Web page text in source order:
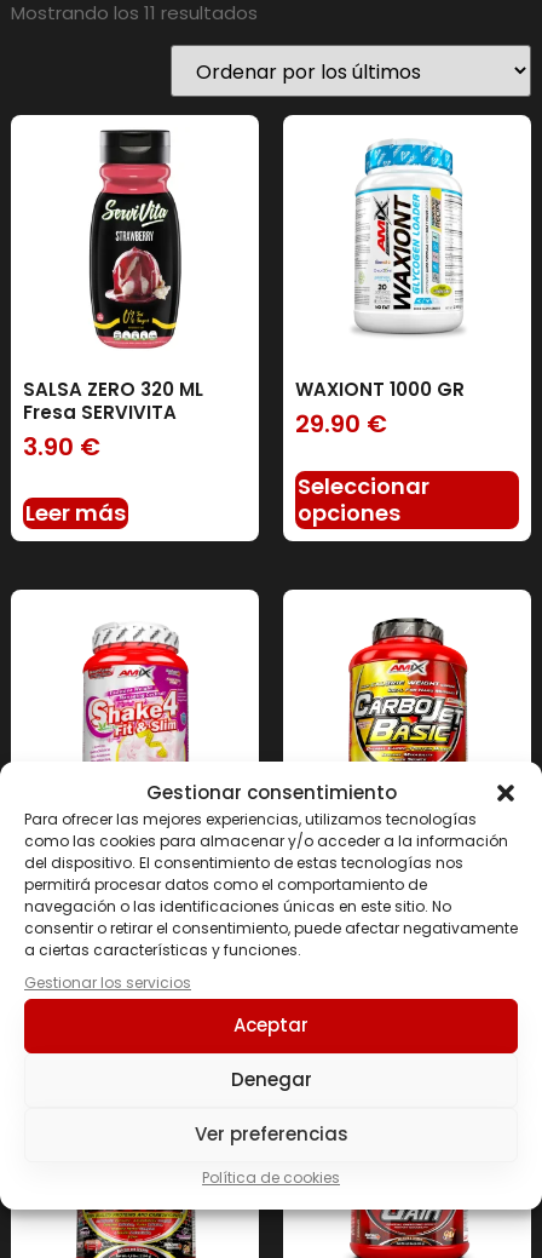
Gestionar consentimiento
Para ofrecer las mejores experiencias, utilizamos tecnologías
como las cookies para almacenar y/o acceder a la información
del dispositivo. El consentimiento de estas tecnologías nos
permitirá procesar datos como el comportamiento de
navegación o las identificaciones únicas en este sitio. No
consentir o retirar el consentimiento, puede afectar negativamente
a ciertas características y funciones.
Gestionar los servicios
Aceptar
Denegar
Ver preferencias
Política de cookies
Mostrando los 11 resultados
SALSA ZERO 320 ML
Fresa SERVIVITA
3.90 €
Leer más
WAXIONT 1000 GR
29.90 €
Seleccionar
opciones
SHAKE 4 FIT & SLIM 1 KG
41.70€
Seleccionar
opciones
CARBOJET BASIC 3 KG
36.30€
Seleccionar